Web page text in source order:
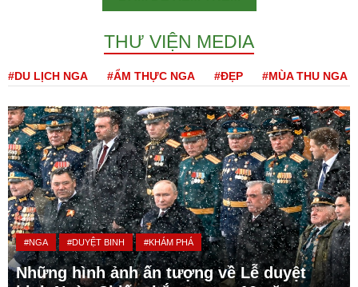
THƯ VIỆN MEDIA
#DU LỊCH NGA #ẨM THỰC NGA #ĐẸP #MÙA THU NGA
#NGA #DUYỆT BINH #KHÁM PHÁ
Những hình ảnh ấn tượng về Lễ duyệt